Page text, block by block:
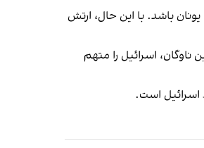
باشد. با این حال، ارتش
ناوگان، اسرائیل را متهم
اسرائیل است.